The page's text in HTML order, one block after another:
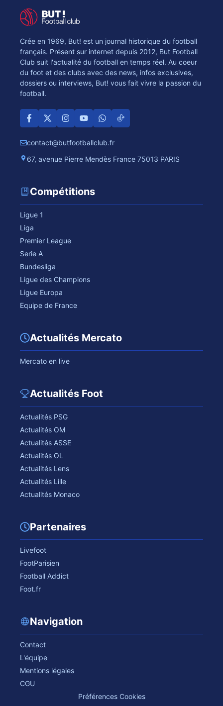
Crée en 1969, But! est un journal historique du football
français. Présent sur internet depuis 2012, But Football
Club suit l'actualité du football en temps réel. Au coeur
du foot et des clubs avec des news, infos exclusives,
dossiers ou interviews, But! vous fait vivre la passion du
football.
contact@butfootballclub.fr
67, avenue Pierre Mendès France 75013 PARIS
Compétitions
Ligue 1
Liga
Premier League
Serie A
Bundesliga
Ligue des Champions
Ligue Europa
Equipe de France
Actualités Mercato
Mercato en live
Actualités Foot
Actualités PSG
Actualités OM
Actualités ASSE
Actualités OL
Actualités Lens
Actualités Lille
Actualités Monaco
Partenaires
Livefoot
FootParisien
Football Addict
Foot.fr
Navigation
Contact
L'équipe
Mentions légales
CGU
Préférences Cookies